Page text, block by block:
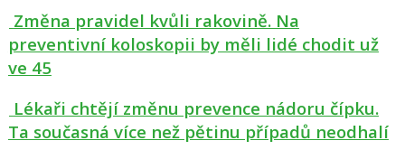
Změna pravidel kvůli rakovině. Na
preventivní koloskopii by měli lidé chodit už
ve 45
Lékaři chtějí změnu prevence nádoru čípku.
Ta současná více než pětinu případů neodhalí